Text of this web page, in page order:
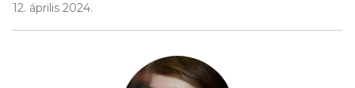
12. április 2024.